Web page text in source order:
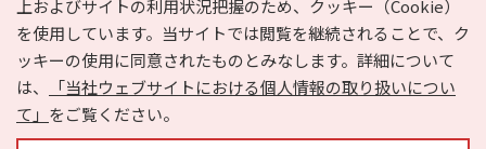
上およびサイトの利用状況把握のため、クッキー（Cookie）
を使用しています。当サイトでは閲覧を継続されることで、ク
ッキーの使用に同意されたものとみなします。詳細について
は、
「当社ウェブサイトにおける個人情報の取り扱いについ
て」 をご覧ください。
e-NAVITA（イーナビタ）とは？ お気に入り
ヘルプ
利用規約
個人情報の取り扱いについて
運営会社
サイトマップ
広告掲載に関するお問い合わせ